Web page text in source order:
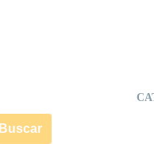
Buscar